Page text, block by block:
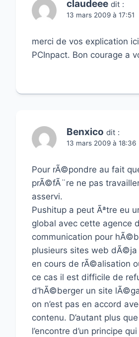
claudeee dit :
13 mars 2009 à 17:51
merci de vos explication
PCInpact. Bon courage a
Benxico dit :
13 mars 2009 à 18:36
Pour rÃ©pondre au fait
prÃ©fÃ¨re ne pas travailler
asservi.
Pushitup a peut Ãªtre eu
global avec cette agence
communication pour
plusieurs sites web
en cours de rÃ©alisation
ce cas il est difficile de
d’hÃ©berger un site
on n’est pas en accord
contenu. D’autant plus
l’encontre d’un principe